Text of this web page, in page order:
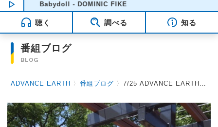
NOW PLAYING12:01
Babydoll - DOMINIC FIKE
聴く 調べる 知る
番組ブログ
BLOG
ADVANCE EARTH 〉番組ブログ 〉7/25 ADVANCE EARTH 放送後記